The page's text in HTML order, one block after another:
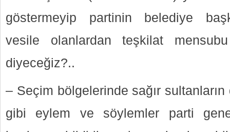
göstermeyip partinin belediye
vesile olanlardan teşkilat
diyeceğiz?..
– Seçim bölgelerinde sağır
gibi eylem ve söylemler parti